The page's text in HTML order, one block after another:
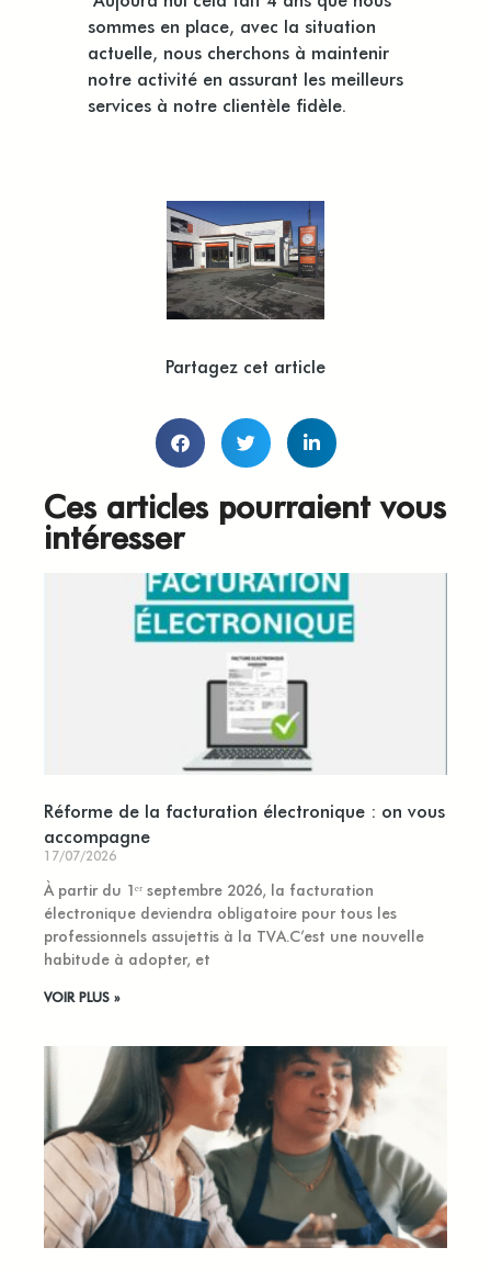
sommes en place, avec la situation
actuelle, nous cherchons à maintenir
notre activité en assurant les meilleurs
services à notre clientèle fidèle.
Partagez cet article
Ces articles pourraient vous
intéresser
Réforme de la facturation électronique : on vous
accompagne
17/07/2026
À partir du 1ᵉʳ septembre 2026, la facturation
électronique deviendra obligatoire pour tous les
professionnels assujettis à la TVA.C’est une nouvelle
habitude à adopter, et
VOIR PLUS »